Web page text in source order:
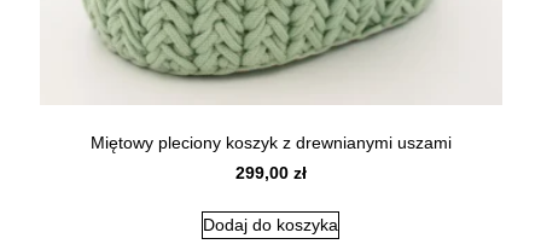
Miętowy pleciony koszyk z drewnianymi uszami
299,00 zł
Dodaj do koszyka